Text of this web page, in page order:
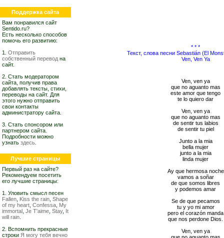
Поддержка сайта
Вам понравился сайт
Sentido.ru?
Есть несколько способов
помочь его развитию:
1. Отправить
собственный перевод на
сайт.
2. Стать модератором
сайта, получив права
добавлять тексты, стихи,
переводы на сайт. Для
этого нужно отправить
свои контакты
администратору сайта.
3. Стать спонсором или
партнером сайта.
Подробности можно
узнать здесь
Лучшие страницы
Первый раз на сайте?
Рекомендуем посетить
его лучшие страницы:
1. Уловить смысл песен
Fallen Kiss the rain Shape
of my heart Confessa My
immortal Je T'aime Stay, It
will rain
2. Вспомнить прекрасные
строки Я могу тебя вечно
* * *
Текст, слова песни Sebastián (El
Ven, Ven Ya
Ven, ven ya
que no aguanto mas
este amor que tengo
te lo quiero dar
Ven, ven ya
que no aguanto mas
de sentir tus labios
de sentir tu piel
Junto a la mia
bella mujer
junto a la mia
linda mujer
Ay que hermosa noche
vamos a soñar
de que somos libres
y podemos amar
Se de que pecamos
tu y yo mi amor
pero el corazón manda
que nos perdone Dios.
Ven, ven ya